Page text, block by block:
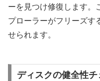
ーを見つけ修復します。
プローラーがフリーズす
せられます。
ディスクの健全性